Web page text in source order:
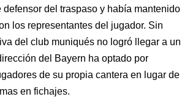
defensor del traspaso y había mantenido
los representantes del jugador. Sin
del club muniqués no logró llegar a un
del Bayern ha optado por
de su propia cantera en lugar de
en fichajes.